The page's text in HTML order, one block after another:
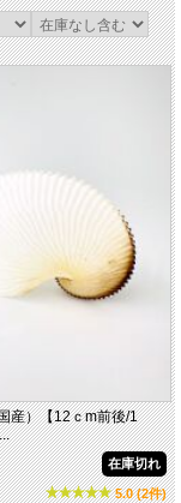
産）【12ｃm前後/1
在庫切れ
5.0 (2件)